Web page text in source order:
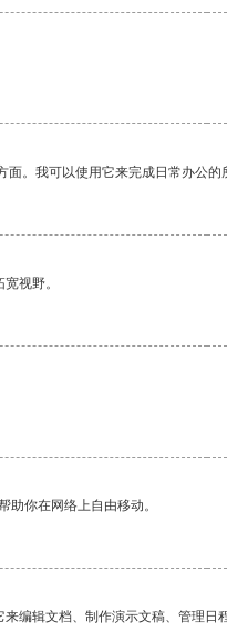
。我可以使用它来完成日常办公的
视野。
你在网络上自由移动。
编辑文档、制作演示文稿、管理日